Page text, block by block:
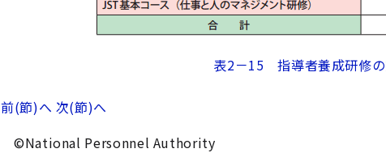
表2－15 指導者養成研修の
前(節)へ 次(節)へ
©National Personnel Authority